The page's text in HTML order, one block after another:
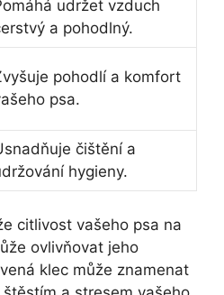
udržet vzduch
a pohodlný.
pohodlí a komfort
psa.
čištění a
hygieny.
citlivost vašeho psa na
ovlivňovat jeho
klec může znamenat